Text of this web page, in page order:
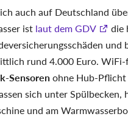
auch auf Deutschland
ist laut dem GDV
die
und
rund 4.000 Euro. WiFi-
Sensorenohne Hub-
sich unter Spülbecken,
und am